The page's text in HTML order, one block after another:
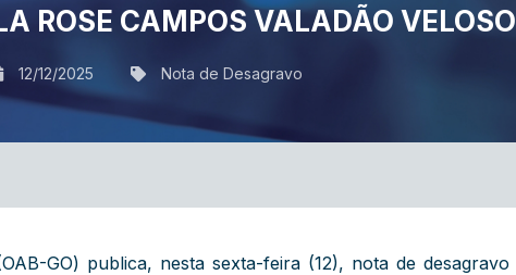
ROSE CAMPOS VALADÃO VELOSO
12/12/2025 Nota de Desagravo
GO) publica, nesta sexta-feira (12), nota de